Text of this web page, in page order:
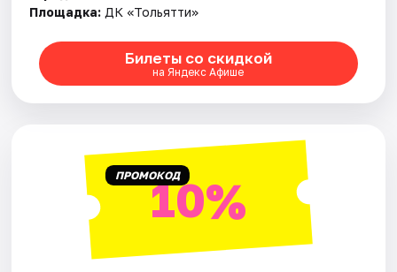
Площадка: ДК «Тольятти»
Билеты со скидкой
на Яндекс Афише
ПРОМОКОД10%